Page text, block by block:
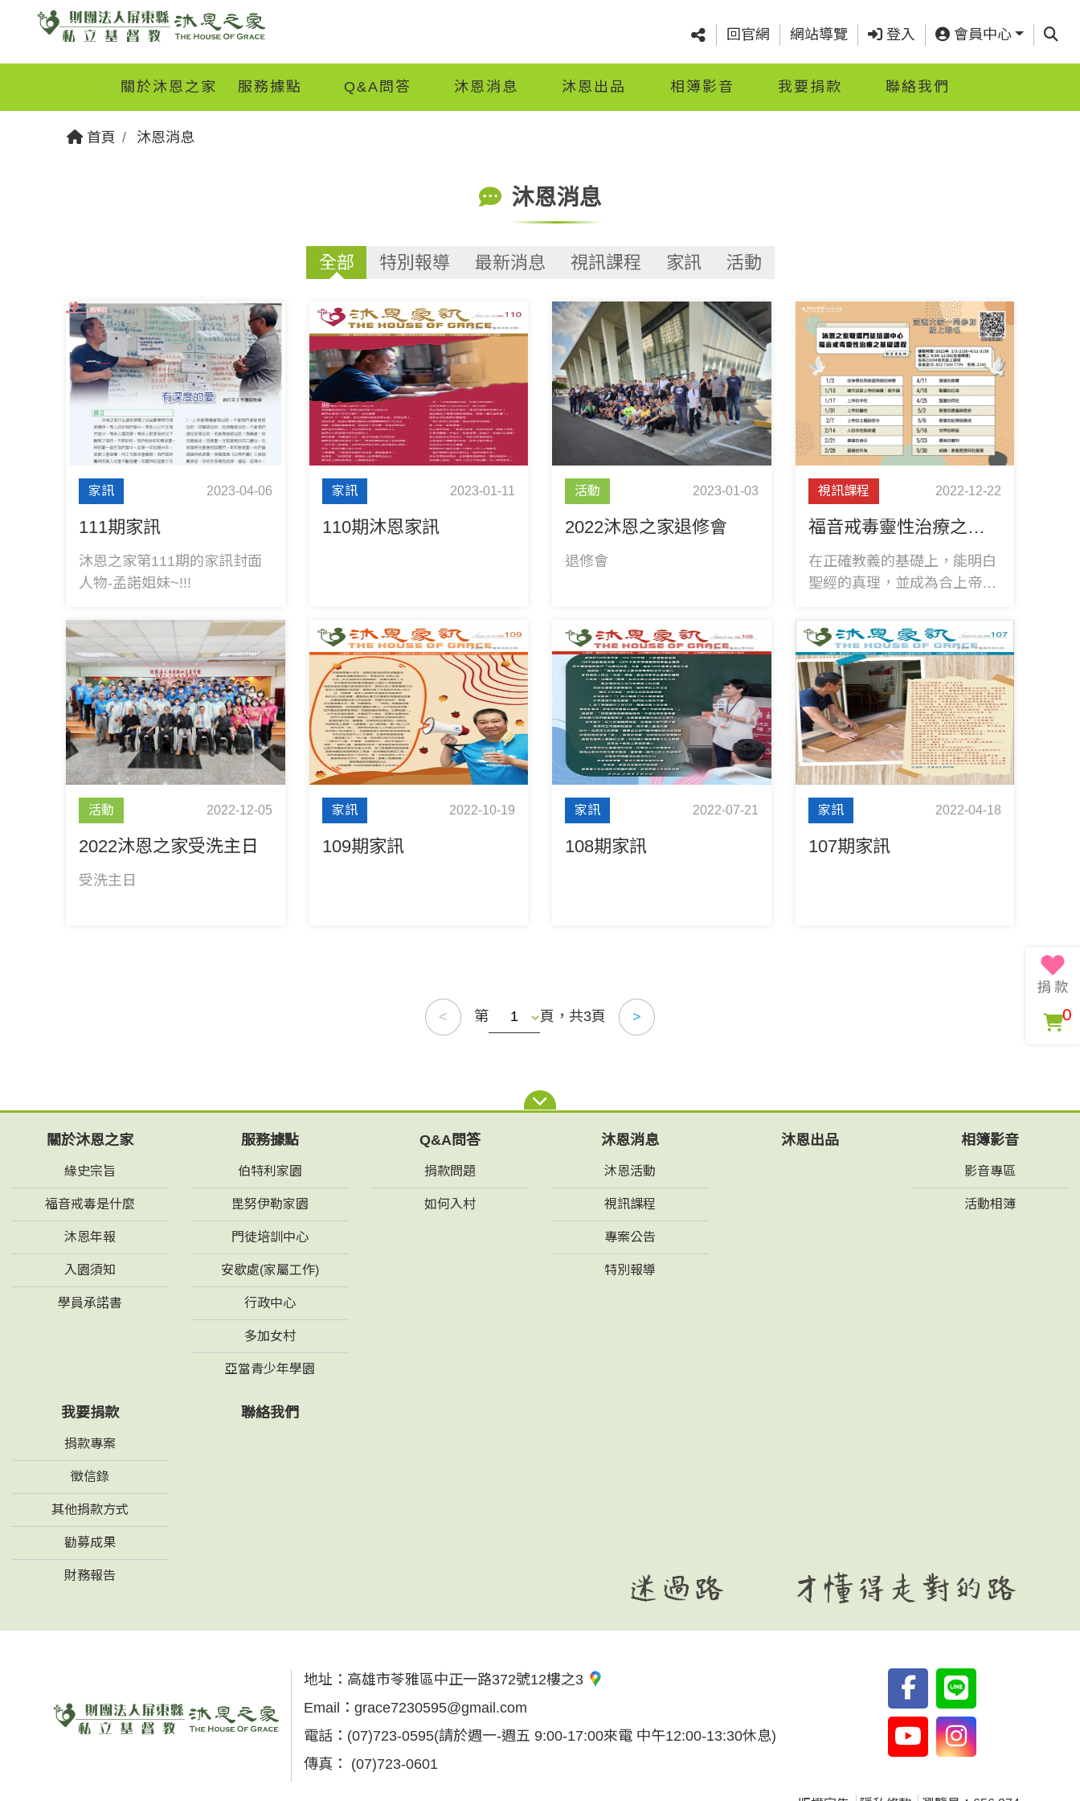
回官網 網站導覽 登入 會員中心 查詢
關於沐恩之家 服務據點 Q&A問答 沐恩消息 沐恩出品 相簿影音 我要捐款 聯絡我們
首頁 沐恩消息
沐恩消息
全部 特別報導 最新消息 視訊課程 家訊 活動
家訊 2023-04-06
111期家訊
沐恩之家第111期的家訊封面
人物-孟諾姐妹~!!!
家訊 2023-01-11
110期沐恩家訊
活動 2023-01-03
2022沐恩之家退修會
退修會
視訊課程 2022-12-22
福音戒毒靈性治療之基礎課程
在正確教義的基礎上，能明白
聖經的真理，並成為合上帝心
活動 2022-12-05
2022沐恩之家受洗主日
受洗主日
家訊 2022-10-19
109期家訊
家訊 2022-07-21
108期家訊
家訊 2022-04-18
107期家訊
< 第 頁，共3頁 >
關於沐恩之家
緣史宗旨
福音戒毒是什麼
沐恩年報
入園須知
學員承諾書
服務據點
伯特利家園
毘努伊勒家園
門徒培訓中心
安歇處(家屬工作)
行政中心
多加女村
亞當青少年學園
Q&A問答
捐款問題
如何入村
沐恩消息
沐恩活動
視訊課程
專案公告
特別報導
沐恩出品 相簿影音
影音專區
活動相簿
我要捐款
捐款專案
徵信錄
其他捐款方式
勸募成果
財務報告
聯絡我們
地址： 高雄市苓雅區中正一路372號12樓之3
Email： grace7230595@gmail.com
電話： (07)723-0595(請於週一-週五 9:00-17:00來電 中午12:00-13:30休息)
傳真：
(07)723-0601
0